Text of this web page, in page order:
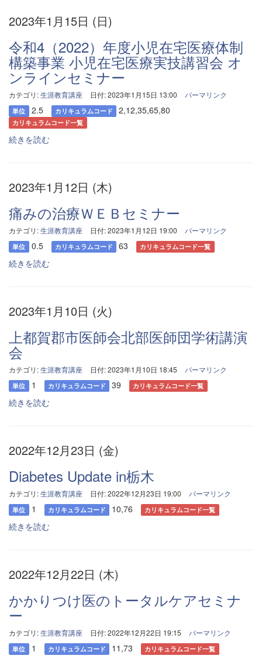
2023年1月15日 (日)
令和4（2022）年度小児在宅医療体制
構築事業 小児在宅医療実技講習会 オ
ンラインセミナー
カテゴリ:生涯教育講座 日付: 2023年1月15日 13:00 パーマリンク
単位 2.5 カリキュラムコード 2,12,35,65,80
カリキュラムコード一覧
続きを読む
2023年1月12日 (木)
痛みの治療ＷＥＢセミナー
カテゴリ:生涯教育講座 日付: 2023年1月12日 19:00 パーマリンク
単位 0.5 カリキュラムコード 63 カリキュラムコード一覧
続きを読む
2023年1月10日 (火)
上都賀郡市医師会北部医師団学術講演
会
カテゴリ:生涯教育講座 日付: 2023年1月10日 18:45 パーマリンク
単位 1 カリキュラムコード 39 カリキュラムコード一覧
続きを読む
2022年12月23日 (金)
Diabetes Update in栃木
カテゴリ:生涯教育講座 日付: 2022年12月23日 19:00 パーマリンク
単位 1 カリキュラムコード 10,76 カリキュラムコード一覧
続きを読む
2022年12月22日 (木)
かかりつけ医のトータルケアセミナ
ー
カテゴリ:生涯教育講座 日付: 2022年12月22日 19:15 パーマリンク
単位 1 カリキュラムコード 11,73 カリキュラムコード一覧